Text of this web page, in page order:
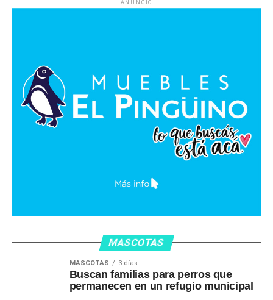
ANUNCIO
MASCOTAS
MASCOTAS 3 días
Buscan familias para perros que
permanecen en un refugio municipal